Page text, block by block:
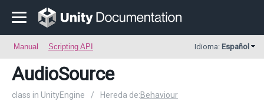
Manual Scripting API Idioma: Español
AudioSource
class in UnityEngine / Hereda de:Behaviour